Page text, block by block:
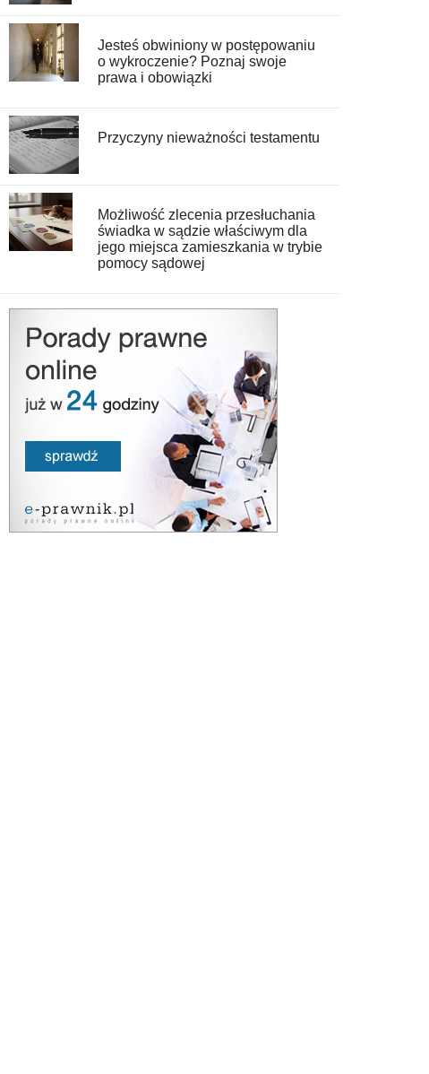
Jesteś obwiniony w postępowaniu
o wykroczenie? Poznaj swoje
prawa i obowiązki
Przyczyny nieważności testamentu
Możliwość zlecenia przesłuchania
świadka w sądzie właściwym dla
jego miejsca zamieszkania w trybie
pomocy sądowej